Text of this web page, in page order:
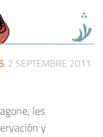
2 SEPTEMBRE 2011
les
y